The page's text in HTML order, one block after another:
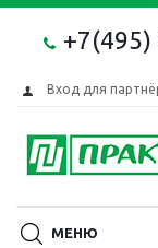
+7(495)
Вход для
МЕНЮ